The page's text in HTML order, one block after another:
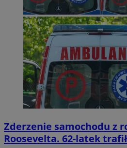
Zderzenie samochodu z
Roosevelta. 62-latek